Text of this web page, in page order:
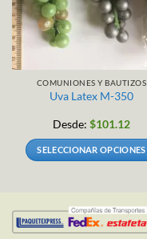
COMUNIONES Y BAUTIZOS
Uva Latex M-350
Desde: $101.12
SELECCIONAR OPCIONES
múltiples
variantes.